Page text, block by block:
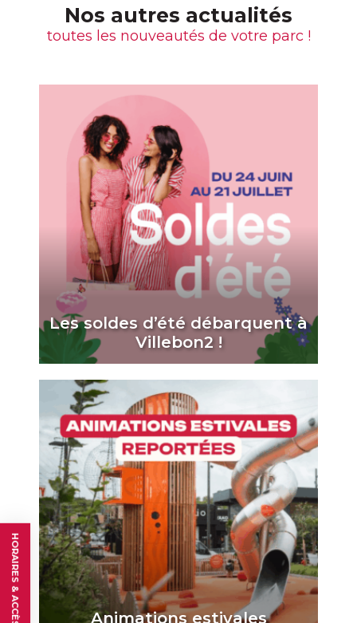
Nos autres actualités
toutes les nouveautés de votre parc !
Les soldes d’été débarquent à
Villebon2 !
Animations estivales
HORAIRES & ACCÈS